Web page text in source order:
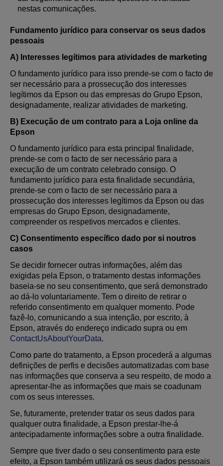
nestas comunicações.
Fundamento jurídico para conservar os seus dados
pessoais
A) Interesses legítimos para atividades de marketing
O fundamento jurídico para isso prende-se com o facto de
ser necessário para a prossecução dos interesses
legítimos da Epson ou das empresas do Grupo Epson,
designadamente, realizar atividades de marketing.
B) Execução de um contrato para a Loja online da
Epson
O fundamento jurídico para esta principal finalidade,
prende-se com o facto de ser necessário para a
execução de um contrato celebrado consigo. O
fundamento jurídico para esta finalidade secundária,
prende-se com o facto de ser necessário para a
prossecução dos interesses legítimos da Epson ou das
empresas do Grupo Epson, designadamente,
compreender os respetivos mercados e clientes.
C) Consentimento específico dado por si noutros
casos
Se decidir fornecer outras informações, além das
exigidas pela Epson, o tratamento destas informações
baseia-se no seu consentimento, que será demonstrado
ao dá-lo voluntariamente. Tem o direito de retirar o
referido consentimento em qualquer momento. Pode
fazê-lo, comunicando a sua intenção, por escrito, à
Epson, através do endereço indicado supra ou em
ContactUsAboutYourData.
Como parte do tratamento, a Epson procederá a algumas
definições de perfis e decisões automatizadas com base
nas informações que conserva a seu respeito, de modo a
apresentar-lhe as informações que mais se coadunam
com os seus interesses.
Se, futuramente, pretender tratar os seus dados para
qualquer outra finalidade, a Epson prestar-lhe-á
antecipadamente informações sobre a outra finalidade.
Sempre que tiver dado o seu consentimento para este
efeito, a Epson também utilizará os seus dados pessoais